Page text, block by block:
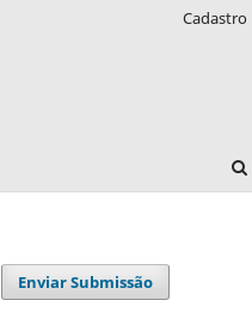
Cadastro
Enviar Submissão